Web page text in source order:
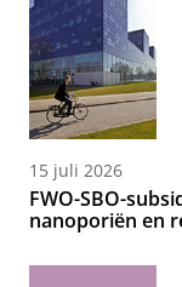
15 juli 2026
FWO-SBO-
nanoporiën en